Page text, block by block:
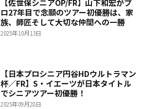
【佐世保シニアOP/FR】山下和宏がプ
ロ27年目で念願のツアー初優勝は、家
族、師匠そして大切な仲間への一勝
2025年10月13日
【日本プロシニア円谷HDウルトラマン
杯／FR】S・イエーツが日本タイトル
でシニアツアー初優勝！
2025年09月28日